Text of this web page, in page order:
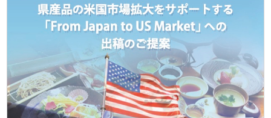
Japanese Expo 2016
Sake Tasting 2013-14
World Sake Day